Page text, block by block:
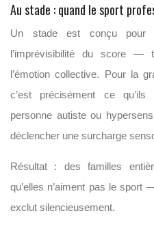
Au stade : quand le sport
Un stade est conçu pour
l’imprévisibilité du score —
l’émotion collective. Pour la
c’est précisément ce
personne autiste ou
déclencher une surcharge
Résultat : des familles
qu’elles n’aiment pas le sport
exclut silencieusement.